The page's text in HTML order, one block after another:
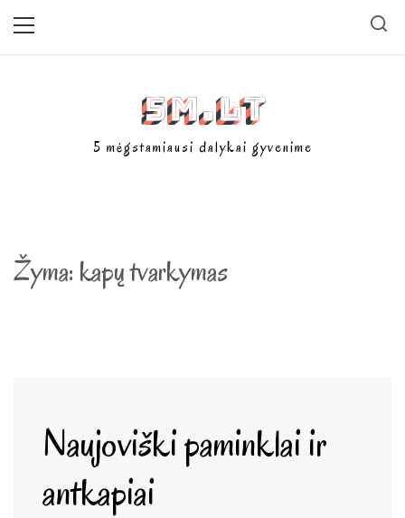
5m.lt
5 mėgstamiausi dalykai gyvenime
Žyma: kapų tvarkymas
Naujoviški paminklai ir
antkapiai